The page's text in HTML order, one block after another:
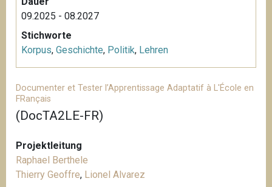
09.2025 - 08.2027
Stichworte
Korpus, Geschichte, Politik, Lehren
Documenter et Tester l’Apprentissage Adaptatif à L'École en
FRançais
(DocTA2LE-FR)
Projektleitung
Raphael Berthele
Thierry Geoffre, Lionel Alvarez